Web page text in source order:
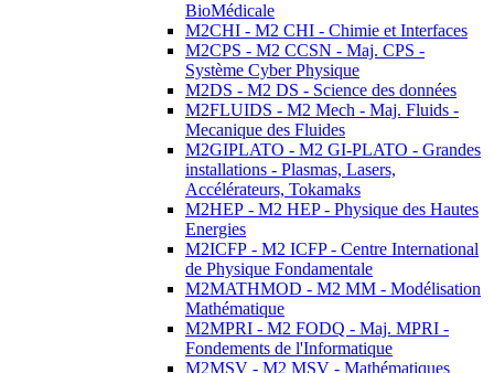
BioMédicale
M2CHI - M2 CHI - Chimie et Interfaces
M2CPS - M2 CCSN - Maj. CPS -
Système Cyber Physique
M2DS - M2 DS - Science des données
M2FLUIDS - M2 Mech - Maj. Fluids -
Mecanique des Fluides
M2GIPLATO - M2 GI-PLATO - Grandes
installations - Plasmas, Lasers,
Accélérateurs, Tokamaks
M2HEP - M2 HEP - Physique des Hautes
Energies
M2ICFP - M2 ICFP - Centre International
de Physique Fondamentale
M2MATHMOD - M2 MM - Modélisation
Mathématique
M2MPRI - M2 FODQ - Maj. MPRI -
Fondements de l'Informatique
M2MSV - M2 MSV - Mathématiques